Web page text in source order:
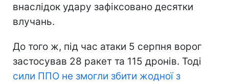
внаслідок удару зафіксовано десятки
влучань.
До того ж, під час атаки 5 серпня ворог
застосував 28 ракет та 115 дронів. Тоді
сили ППО не змогли збити жодної з